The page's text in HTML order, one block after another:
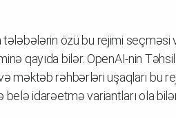
özü bu rejimi seçməsi
qayıda bilər. OpenAI-nin
məktəb rəhbərləri uşaqları bu
idarəetmə variantları ola